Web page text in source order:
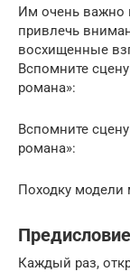
Им очень важно
привлечь
восхищенные
Вспомните
романа»:
Вспомните
романа»:
Походку
Предисловие
Каждый раз,